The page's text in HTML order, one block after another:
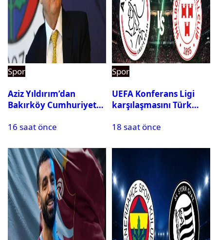
Spor
Aziz Yıldırım’dan
Bakırköy Cumhuriyet
duyurusu
16 saat önce
Spor
UEFA Konferans Ligi
karşılaşmasını Türk
18 saat önce